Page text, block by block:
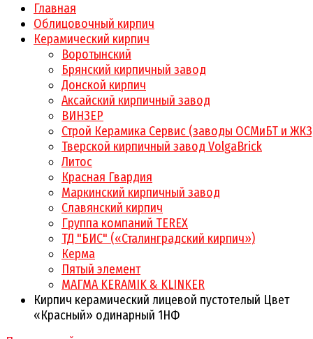
Главная
Облицовочный кирпич
Керамический кирпич
Воротынский
Брянский кирпичный завод
Донской кирпич
Аксайский кирпичный завод
ВИНЗЕР
Строй Керамика Сервис (заводы ОСМиБТ и
Тверской кирпичный завод VolgaBrick
Литос
Красная Гвардия
Маркинский кирпичный завод
Славянский кирпич
Группа компаний TEREX
ТД "БИС" («Сталинградский кирпич»)
Керма
Пятый элемент
МАГМА KERAMIK & KLINKER
Кирпич керамический лицевой пустотелый Цвет
«Красный» одинарный 1НФ